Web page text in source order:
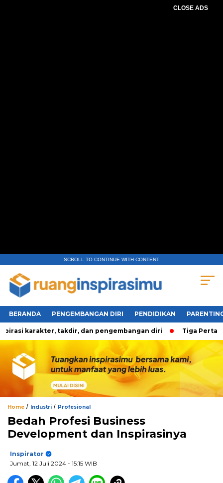
CLOSE ADS
SCROLL TO CONTINUE WITH CONTENT
BERANDA PENGEMBANGAN DIRI PENDIDIKAN
karakter, takdir, dan pengembangan diri Tiga
Home / Industri / Profesional
Bedah Profesi Business
Development dan Inspirasinya
Inspirator
Jumat, 12 Juli 2024 - 15:15 WIB